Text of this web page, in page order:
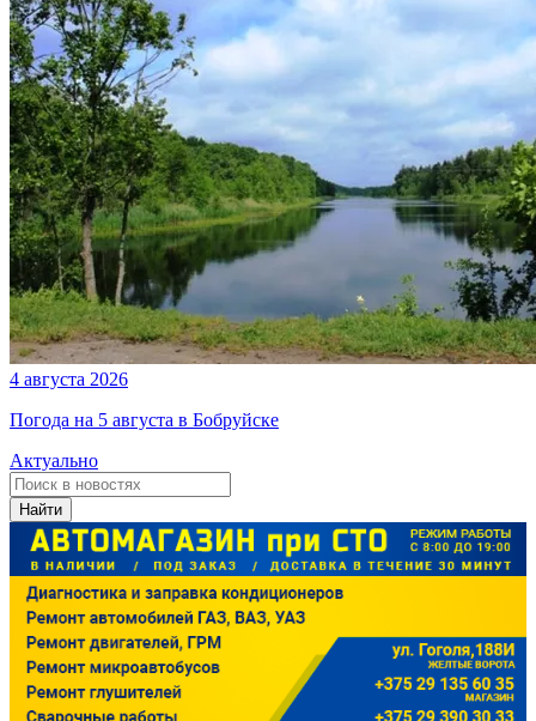
4 августа 2026
Погода на 5 августа в Бобруйске
Актуально
Найти